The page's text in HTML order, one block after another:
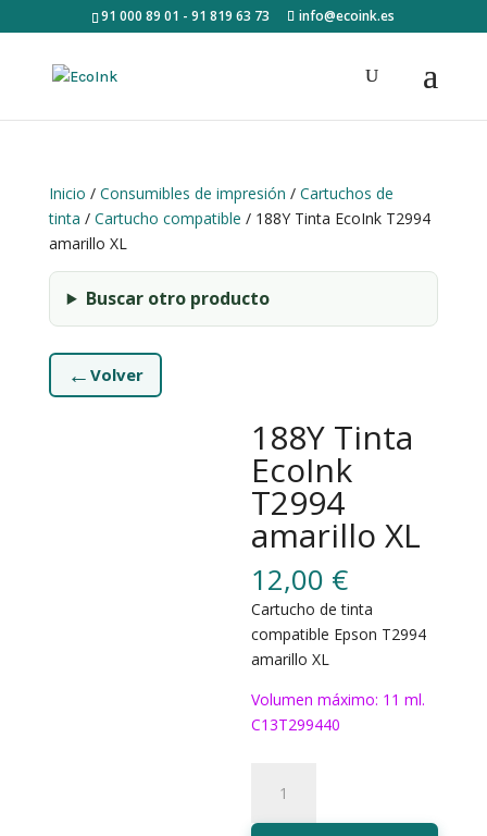
91 000 89 01 - 91 819 63 73 info@ecoink.es
Inicio / Consumibles de impresión / Cartuchos de
tinta / Cartucho compatible / 188Y Tinta EcoInk T2994
amarillo XL
Buscar otro producto
← Volver
188Y Tinta
EcoInk
T2994
amarillo XL
12,00 €
Cartucho de tinta
compatible Epson T2994
amarillo XL
Volumen máximo: 11 ml.
C13T299440
Tinta
EcoInk